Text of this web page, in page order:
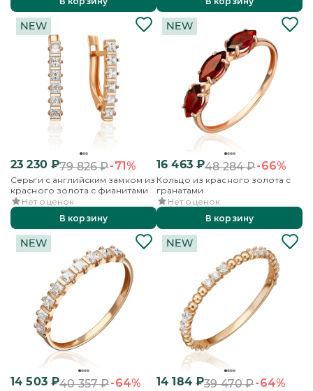
23 230₽79 826₽-71%
Серьги с английским замком из
красного золота с фианитами
Нет оценок
В корзину
16 463₽48 284₽-66%
Кольцо из красного золота с
гранатами
Нет оценок
В корзину
14 503₽40 357₽-64% 14 184₽39 470₽-64%